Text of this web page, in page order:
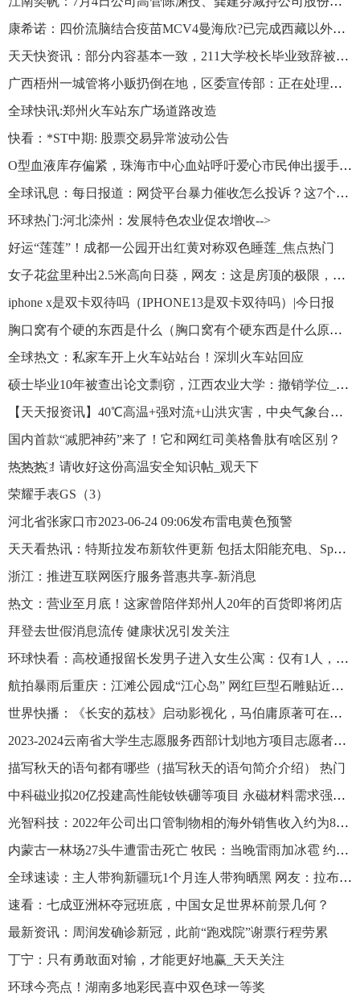
康希诺：四价流脑结合疫苗MCV4曼海欣?已完成西藏以外全部省级准入
天天快资讯：部分内容基本一致，211大学校长毕业致辞被指抄袭
广西梧州一城管将小贩扔倒在地，区委宣传部：正在处理，将会出通报
全球快讯:郑州火车站东广场道路改造
快看：*ST中期: 股票交易异常波动公告
O型血液库存偏紧，珠海市中心血站呼吁爱心市民伸出援手-观天下
全球讯息：每日报道：网贷平台暴力催收怎么投诉？这7个投诉渠道你要知道
环球热门:河北滦州：发展特色农业促农增收-->
好运“莲莲”！成都一公园开出红黄对称双色睡莲_焦点热门
女子花盆里种出2.5米高向日葵，网友：这是房顶的极限，不是它的极限
iphone x是双卡双待吗（IPHONE13是双卡双待吗）|今日报
胸口窝有个硬的东西是什么（胸口窝有个硬东西是什么原因）
全球热文：私家车开上火车站站台！深圳火车站回应
硕士毕业10年被查出论文剽窃，江西农业大学：撤销学位_世界今日报
【天天报资讯】40℃高温+强对流+山洪灾害，中央气象台发布仨预警
国内首款“减肥神药”来了！它和网红司美格鲁肽有啥区别？
热҈热҈热҈！请收好这份高温安全知识帖_观天下
荣耀手表GS（3）
河北省张家口市2023-06-24 09:06发布雷电黄色预警
天天看热讯：特斯拉发布新软件更新 包括太阳能充电、Spotify刷新和多视图摄像头等
浙江：推进互联网医疗服务普惠共享-新消息
热文：营业至月底！这家曾陪伴郑州人20年的百货即将闭店
拜登去世假消息流传 健康状况引发关注
环球快看：高校通报留长发男子进入女生公寓：仅有1人，不存在网传3名校外男子进入公寓情况
航拍暴雨后重庆：江滩公园成“江心岛” 网红巨型石雕贴近水面
世界快播：《长安的荔枝》启动影视化，马伯庸原著可在番茄小说畅读！
2023-2024云南省大学生志愿服务西部计划地方项目志愿者招募资格复审结果及面试公告 天天资讯
描写秋天的语句都有哪些（描写秋天的语句简介介绍） 热门
中科磁业拟20亿投建高性能钕铁硼等项目 永磁材料需求强劲三年半投5285万加码研发_环球滚动
光智科技：2022年公司出口管制物相的海外销售收入约为8273万元占公司营业收入的8.84%-当前看点
内蒙古一林场27头牛遭雷击死亡 牧民：当晚雷雨加冰雹 约损失35万
全球速读：主人带狗新疆玩1个月连人带狗晒黑 网友：拉布拉多晒成了金毛
速看：七成亚洲杯夺冠班底，中国女足世界杯前景几何？
最新资讯：周润发确诊新冠，此前“跑戏院”谢票行程劳累
丁宁：只有勇敢面对输，才能更好地赢_天天关注
环球今亮点！湖南多地彩民喜中双色球一等奖